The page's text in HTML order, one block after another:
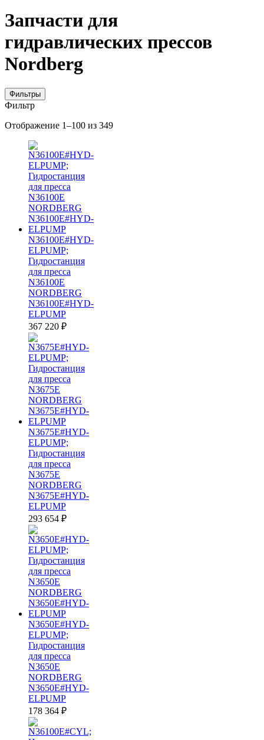
Запчасти для
гидравлических прессов
Nordberg
Фильтры
Фильтр
Отображение 1–100 из 349Цены:
N36100E#HYD-
ELPUMP;
Гидростанция
для пресса
N36100E
NORDBERG
N36100E#HYD-
ELPUMP
367 220 ₽
N3675E#HYD-
ELPUMP;
Гидростанция
для пресса
N3675E
NORDBERG
N3675E#HYD-
ELPUMP
293 654 ₽
N3650E#HYD-
ELPUMP;
Гидростанция
для пресса
N3650E
NORDBERG
N3650E#HYD-
ELPUMP
178 364 ₽